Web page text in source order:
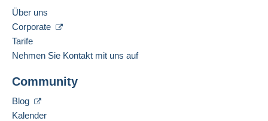
Über uns
Corporate
Tarife
Nehmen Sie Kontakt mit uns auf
Community
Blog
Kalender